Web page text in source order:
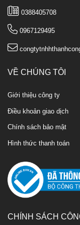
0388405708
0967129495
VỀ CHÚNG TÔI
Giới thiệu công ty
Điều khoản giao dịch
Chính sách bảo mật
Hình thức thanh toán
CHÍNH SÁCH